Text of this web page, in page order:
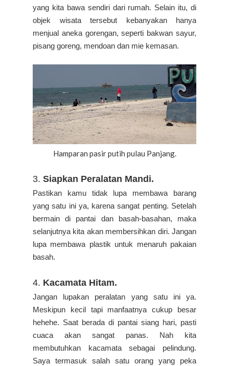
yang kita bawa sendiri dari rumah. Selain itu, di
objek wisata tersebut kebanyakan hanya
menjual aneka gorengan, seperti bakwan sayur,
pisang goreng, mendoan dan mie kemasan.
Hamparan pasir putih pulau Panjang.
3. Siapkan Peralatan Mandi.
Pastikan kamu tidak lupa membawa barang
yang satu ini ya, karena sangat penting. Setelah
bermain di pantai dan basah-basahan, maka
selanjutnya kita akan membersihkan diri. Jangan
lupa membawa plastik untuk menaruh pakaian
basah.
4. Kacamata Hitam.
Jangan lupakan peralatan yang satu ini ya.
Meskipun kecil tapi manfaatnya cukup besar
hehehe. Saat berada di pantai siang hari, pasti
cuaca akan sangat panas. Nah kita
membutuhkan kacamata sebagai pelindung.
Saya termasuk salah satu orang yang peka